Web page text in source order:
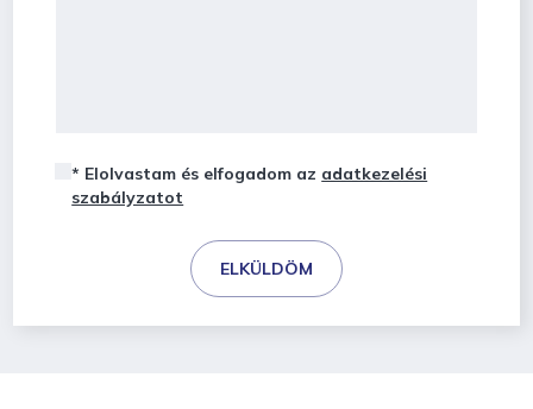
* Elolvastam és elfogadom az adatkezelési
szabályzatot
ELKÜLDÖM